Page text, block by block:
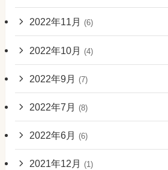
2022年11月 (6)
2022年10月 (4)
2022年9月 (7)
2022年7月 (8)
2022年6月 (6)
2021年12月 (1)